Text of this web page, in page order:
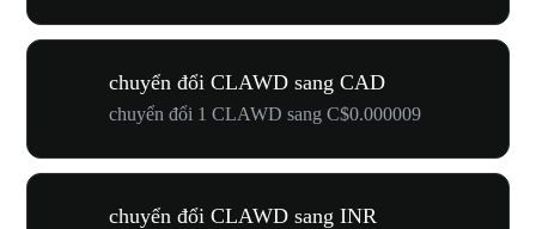
chuyển đổi CLAWD sang CAD
chuyển đổi 1 CLAWD sang C$0.000009
chuyển đổi CLAWD sang INR